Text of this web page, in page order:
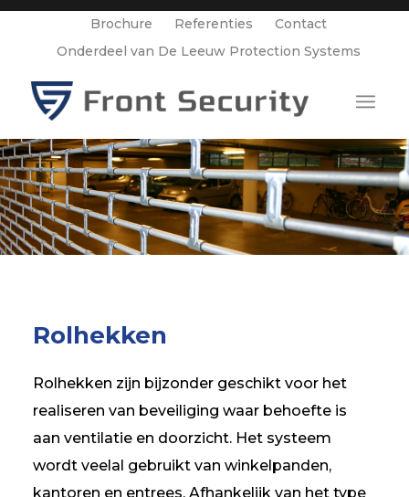
Brochure Referenties
Contact
Onderdeel van De Leeuw Protection Systems
Rolhekken
Rolhekken zijn bijzonder geschikt voor het
realiseren van beveiliging waar behoefte is
aan ventilatie en doorzicht. Het systeem
wordt veelal gebruikt van winkelpanden,
kantoren en entrees. Afhankelijk van het type